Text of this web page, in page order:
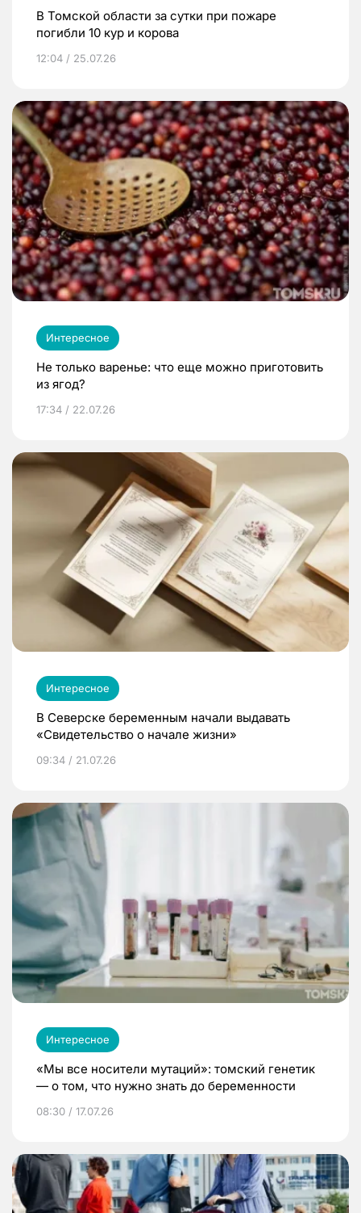
В Томской области за сутки при пожаре
погибли 10 кур и корова
12:04 / 25.07.26
Интересное
Не только варенье: что еще можно приготовить
из ягод?
17:34 / 22.07.26
Интересное
В Северске беременным начали выдавать
«Свидетельство о начале жизни»
09:34 / 21.07.26
Интересное
«Мы все носители мутаций»: томский генетик
— о том, что нужно знать до беременности
08:30 / 17.07.26